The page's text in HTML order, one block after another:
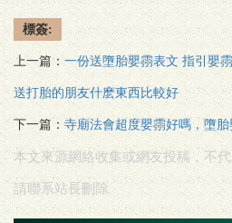
標簽:
上一篇：一份送墮胎嬰霛表文 指引嬰
送打胎的朋友什麽東西比較好
下一篇： 寺廟法會超度嬰霛好嗎，墮
本文來源網絡收集或網友投稿，不
請聯系站長刪除